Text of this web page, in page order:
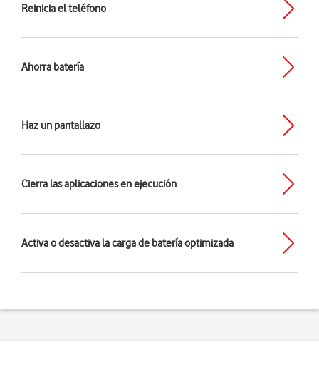
Reinicia el teléfono
Ahorra batería
Haz un pantallazo
Cierra las aplicaciones en ejecución
Activa o desactiva la carga de batería optimizada